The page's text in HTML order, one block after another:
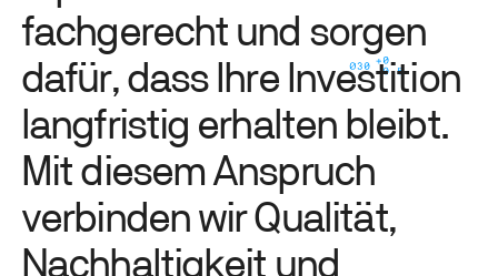
fachgerecht und sorgen
dafür,dassIhre Investition
langfristig erhalten bleibt.
MitdiesemAnspruch
verbindenwirQualität,
Nachhaltigkeit und